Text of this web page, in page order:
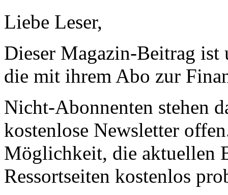
Liebe Leser,
Dieser Magazin-Beitrag ist
die mit ihrem Abo zur
Nicht-Abonnenten stehen
kostenlose Newsletter
Möglichkeit, die aktuellen
Ressortseiten kostenlos